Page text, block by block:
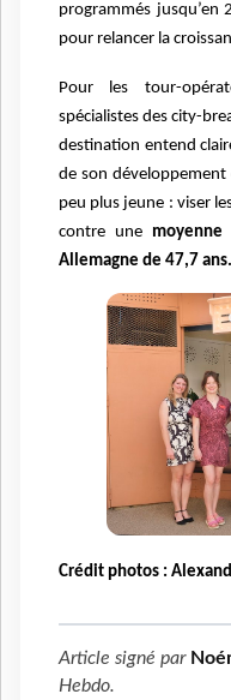
programmés
pour relancer la
Pour les tour-
spécialistes des city-
destination entend
de son
peu plus jeune : viser
contre une moyenne
Allemagne de 47,7 ans.
Crédit photos :
Article signé par
Hebdo.